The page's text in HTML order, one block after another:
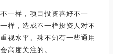
一样，项目投资喜好不一
样，造成不一样投资人对不
视水平。殊不知有一些通用
高度关注的。